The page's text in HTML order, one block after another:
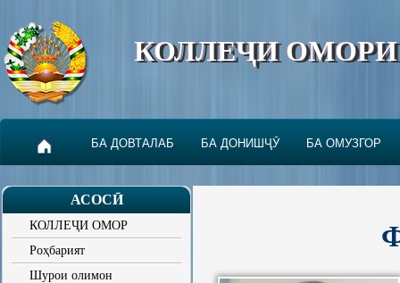
КОЛЛЕҶИ
БА ДОВТАЛАБ БА ДОНИШҶӮ БА ОМУЗГОР
АСОСӢ
КОЛЛЕҶИ ОМОР
Роҳбарият
Шурои олимон